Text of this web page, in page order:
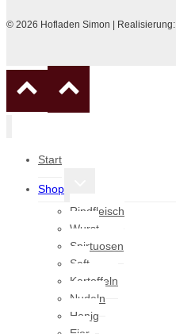
© 2026 Hofladen Simon | Realisierung:
Start
Shop
Rindfleisch
Wurst
Spirtuosen
Saft
Kartoffeln
Nudeln
Honig